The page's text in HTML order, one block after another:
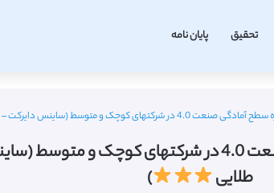
تحقیق پایان نامه
دایرکت – الزویر 2021) (ترجمه ویژه – طلایی
طلایی
)